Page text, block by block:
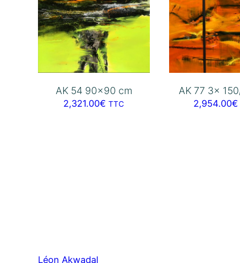
AK 54 90×90 cm
2,321.00€ TTC
AK 77 3x
2,954.00€
Léon Akwadal